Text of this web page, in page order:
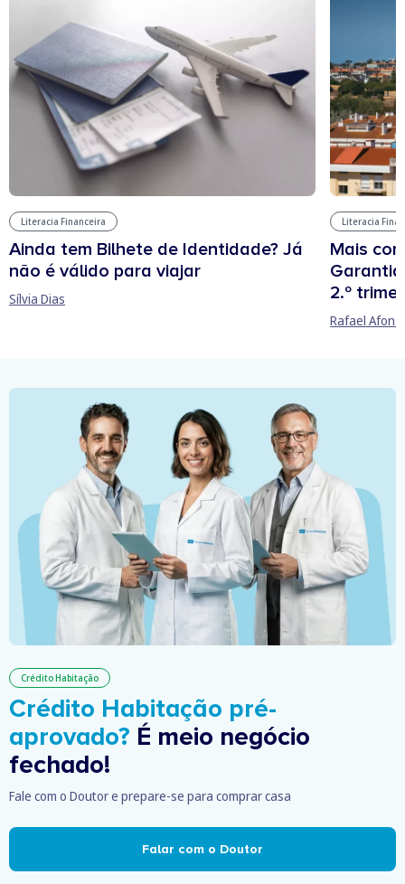
Literacia Financeira
Ainda tem Bilhete de Identidade? Já
não é válido para viajar
Sílvia Dias
Literacia
Mais
2.º
Rafael
Crédito Habitação
Crédito Habitação pré-
aprovado? É meio negócio
fechado!
Fale com o Doutor e prepare-se para comprar casa
Falar com o Doutor